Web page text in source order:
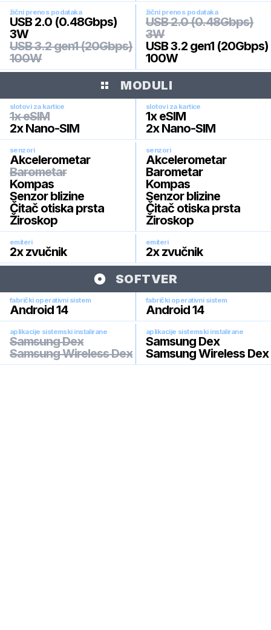
žični prenos podataka
USB 2.0 (0.48Gbps)
3W
USB 3.2 gen1 (20Gbps)
100W
žični prenos podataka
USB 2.0 (0.48Gbps)
3W
USB 3.2 gen1 (20Gbps)
100W
MODULI
slotovi za kartice
1x eSIM
2x Nano-SIM
slotovi za kartice
1x eSIM
2x Nano-SIM
senzori
Akcelerometar
Barometar
Kompas
Senzor blizine
Čitač otiska prsta
Žiroskop
senzori
Akcelerometar
Barometar
Kompas
Senzor blizine
Čitač otiska prsta
Žiroskop
emiteri
2x zvučnik
emiteri
2x zvučnik
SOFTVER
fabrički operativni sistem
Android 14
fabrički operativni sistem
Android 14
aplikacije sistemski instalirane
Samsung Dex
Samsung Wireless Dex
aplikacije sistemski instalirane
Samsung Dex
Samsung Wireless Dex